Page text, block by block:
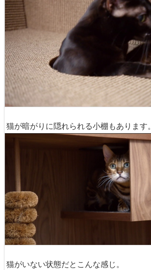
猫が暗がりに隠れられる小棚もあります。
猫がいない状態だとこんな感じ。